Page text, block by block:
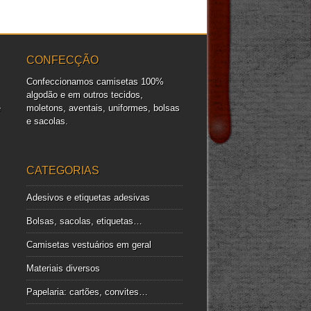
CONFECÇÃO
Confeccionamos camisetas 100%
algodão e em outros tecidos,
moletons, aventais, uniformes, bolsas
e sacolas.
CATEGORIAS
Adesivos e etiquetas adesivas
Bolsas, sacolas, etiquetas…
Camisetas vestuários em geral
Materiais diversos
Papelaria: cartões, convites…